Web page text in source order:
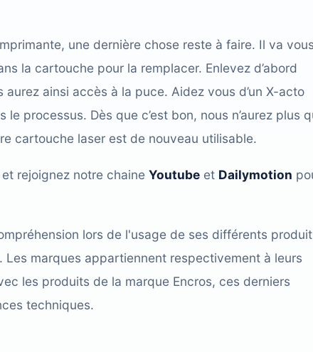
une dernière chose reste à faire. Il va
la cartouche pour la remplacer. Enlevez d’abord
ainsi accès à la puce. Aidez vous d’un X-acto
processus. Dès que c’est bon, nous n’aurez plus
cartouche laser est de nouveau utilisable.
rejoignez notre chaine Youtube et Dailymotion
lors de l'usage de ses différents
marques appartiennent respectivement à leurs
les produits de la marque Encros, ces derniers
techniques.